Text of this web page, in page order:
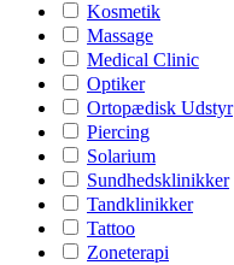
Kosmetik
Massage
Medical Clinic
Optiker
Ortopædisk Udstyr
Piercing
Solarium
Sundhedsklinikker
Tandklinikker
Tattoo
Zoneterapi